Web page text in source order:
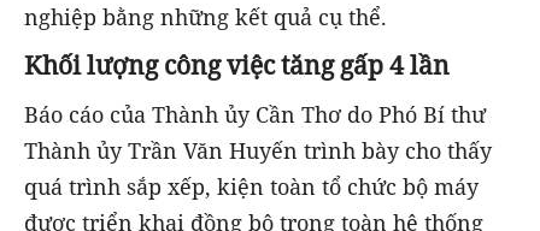
nghiệp bằng những kết quả cụ thể.
Khối lượng công việc tăng gấp 4 lần
Báo cáo của Thành ủy Cần Thơ do Phó Bí thư
Thành ủy Trần Văn Huyến trình bày cho thấy
quá trình sắp xếp, kiện toàn tổ chức bộ máy
được triển khai đồng bộ trong toàn hệ thống